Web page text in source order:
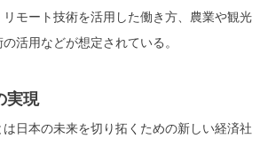
モート技術を活用した働き方、農業や観光
活用などが想定されている。
実現
は日本の未来を切り拓くための新しい経済社